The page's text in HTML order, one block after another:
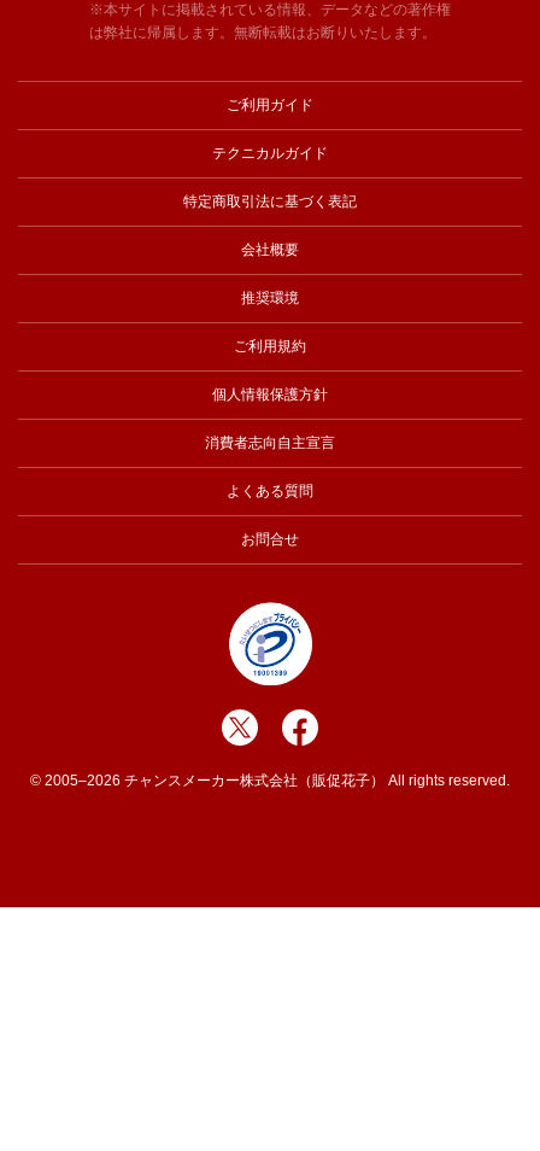
※本サイトに掲載されている情報、データなどの著作権
は弊社に帰属します。無断転載はお断りいたします。
ご利用ガイド
テクニカルガイド
特定商取引法に基づく表記
会社概要
推奨環境
ご利用規約
個人情報保護方針
消費者志向自主宣言
よくある質問
お問合せ
© 2005–2026 チャンスメーカー株式会社（販促花子） All rights reserved.